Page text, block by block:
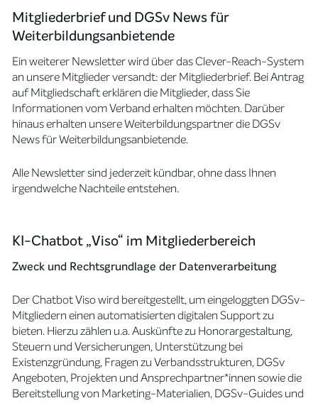
Mitgliederbrief und DGSv News für
Weiterbildungsanbietende
Ein weiterer Newsletter wird über das Clever-Reach-System
an unsere Mitglieder versandt: der Mitgliederbrief. Bei Antrag
auf Mitgliedschaft erklären die Mitglieder, dass Sie
Informationen vom Verband erhalten möchten. Darüber
hinaus erhalten unsere Weiterbildungspartner die DGSv
News für Weiterbildungsanbietende.
Alle Newsletter sind jederzeit kündbar, ohne dass Ihnen
irgendwelche Nachteile entstehen.
KI-Chatbot „Viso“ im Mitgliederbereich
Zweck und Rechtsgrundlage der Datenverarbeitung
Der Chatbot Viso wird bereitgestellt, um eingeloggten DGSv-
Mitgliedern einen automatisierten digitalen Support zu
bieten. Hierzu zählen u.a. Auskünfte zu Honorargestaltung,
Steuern und Versicherungen, Unterstützung bei
Existenzgründung, Fragen zu Verbandsstrukturen, DGSv
Angeboten, Projekten und Ansprechpartner*innen sowie die
Bereitstellung von Marketing-Materialien, DGSv-Guides und